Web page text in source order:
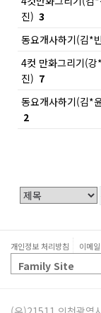
진) 3
동요개사하기(김*
4컷 만화그리기(
진) 7
동요개사하기(김*
2
개인정보 처리방침 이메
Family Site